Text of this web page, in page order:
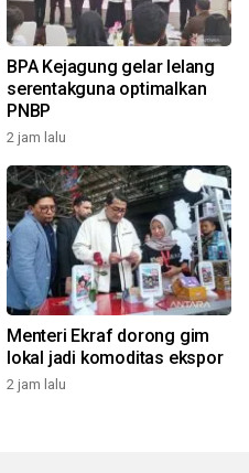
BPA Kejagung gelar lelang
serentakguna optimalkan
PNBP
2 jam lalu
Menteri Ekraf dorong gim
lokal jadi komoditas ekspor
2 jam lalu